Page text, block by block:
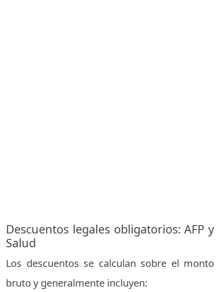
Descuentos legales obligatorios: AFP y
Salud
Los descuentos se calculan sobre el monto
bruto y generalmente incluyen: